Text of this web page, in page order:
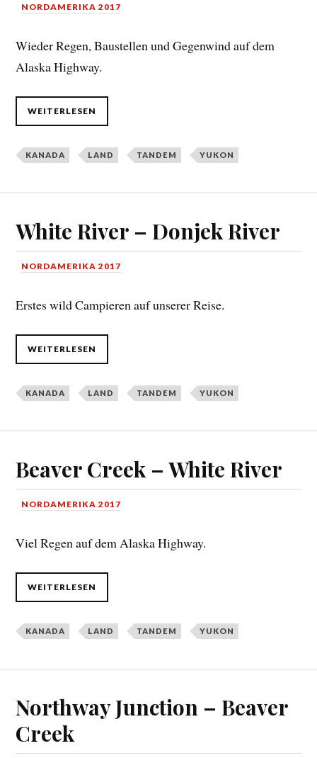
NORDAMERIKA 2017
Wieder Regen, Baustellen und Gegenwind auf dem
Alaska Highway.
WEITERLESEN
KANADA LAND TANDEM YUKON
White River – Donjek River
NORDAMERIKA 2017
Erstes wild Campieren auf unserer Reise.
WEITERLESEN
KANADA LAND TANDEM YUKON
Beaver Creek – White River
NORDAMERIKA 2017
Viel Regen auf dem Alaska Highway.
WEITERLESEN
KANADA LAND TANDEM YUKON
Northway Junction – Beaver
Creek